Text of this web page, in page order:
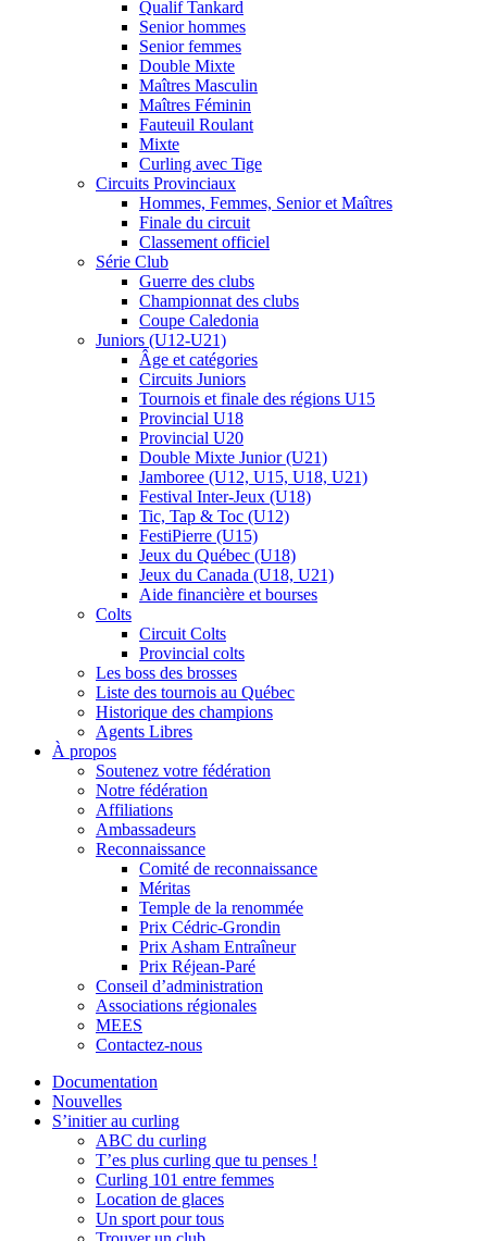
Qualif Tankard
Senior hommes
Senior femmes
Double Mixte
Maîtres Masculin
Maîtres Féminin
Fauteuil Roulant
Mixte
Curling avec Tige
Circuits Provinciaux
Hommes, Femmes, Senior et Maîtres
Finale du circuit
Classement officiel
Série Club
Guerre des clubs
Championnat des clubs
Coupe Caledonia
Juniors (U12-U21)
Âge et catégories
Circuits Juniors
Tournois et finale des régions U15
Provincial U18
Provincial U20
Double Mixte Junior (U21)
Jamboree (U12, U15, U18, U21)
Festival Inter-Jeux (U18)
Tic, Tap & Toc (U12)
FestiPierre (U15)
Jeux du Québec (U18)
Jeux du Canada (U18, U21)
Aide financière et bourses
Colts
Circuit Colts
Provincial colts
Les boss des brosses
Liste des tournois au Québec
Historique des champions
Agents Libres
À propos
Soutenez votre fédération
Notre fédération
Affiliations
Ambassadeurs
Reconnaissance
Comité de reconnaissance
Méritas
Temple de la renommée
Prix Cédric-Grondin
Prix Asham Entraîneur
Prix Réjean-Paré
Conseil d’administration
Associations régionales
MEES
Contactez-nous
Documentation
Nouvelles
S’initier au curling
ABC du curling
T’es plus curling que tu penses !
Curling 101 entre femmes
Location de glaces
Un sport pour tous